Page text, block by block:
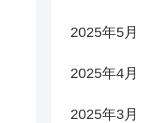
2025年5月
2025年4月
2025年3月